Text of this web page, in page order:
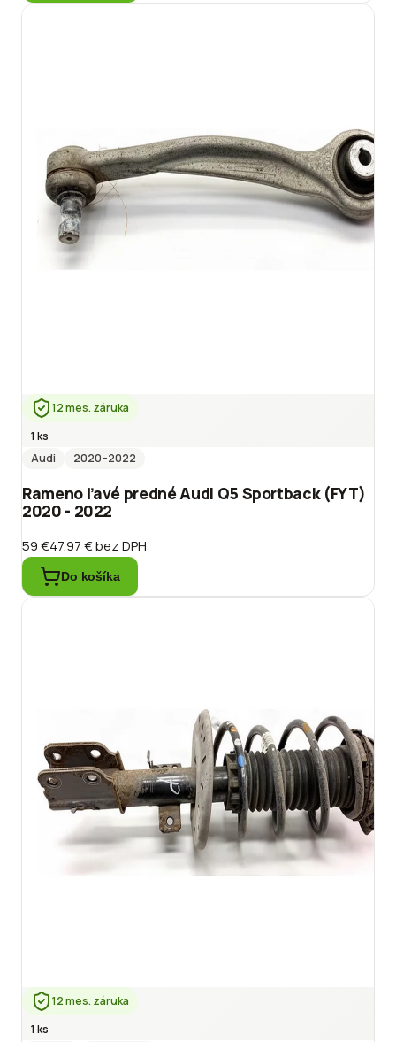
12 mes. záruka
1 ks
Audi
2020–2022
Rameno ľavé predné Audi Q5 Sportback (FYT)
2020 - 2022
59 €47.97 €bez DPH
Do košíka
12 mes. záruka
1 ks